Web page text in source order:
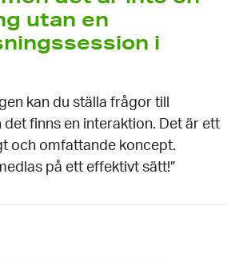
utan en
i
kan du ställa frågor till
det finns en interaktion. Det är ett
och omfattande koncept.
på ett effektivt sätt!”